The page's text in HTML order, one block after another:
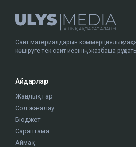
Сайт материалдарын коммерциялық
көшіруге тек сайт иесінің жазбаша
Айдарлар
Жаңалықтар
Сол жағалау
Бюджет
Сараптама
Аймақ